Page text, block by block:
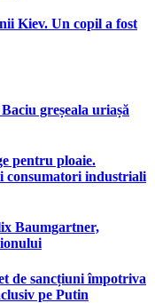
Kiev. Un copil a fost
greșeala uriașă
pentru ploaie.
consumatori industriali
Baumgartner,
de sancțiuni împotriva
pe Putin